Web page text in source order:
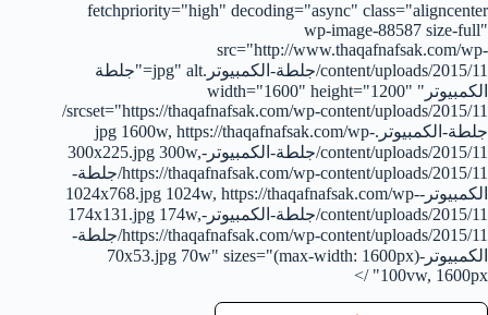
fetchpriority="high" decoding="async" class="aligncenter
wp-image-88587 size-full"
src="http://www.thaqafnafsak.com/wp-
content/uploads/2015/11/جلطة-الكمبيوتر.jpg" alt="جلطة
الكمبيوتر" width="1600" height="1200"
srcset="https://thaqafnafsak.com/wp-content/uploads/2015/11/
جلطة-الكمبيوتر.jpg 1600w, https://thaqafnafsak.com/wp-
content/uploads/2015/11/جلطة-الكمبيوتر-300x225.jpg 300w,
https://thaqafnafsak.com/wp-content/uploads/2015/11/جلطة-
الكمبيوتر-1024x768.jpg 1024w, https://thaqafnafsak.com/wp-
content/uploads/2015/11/جلطة-الكمبيوتر-174x131.jpg 174w,
https://thaqafnafsak.com/wp-content/uploads/2015/11/جلطة-
الكمبيوتر-70x53.jpg 70w" sizes="(max-width: 1600px)
100vw, 1600px" />